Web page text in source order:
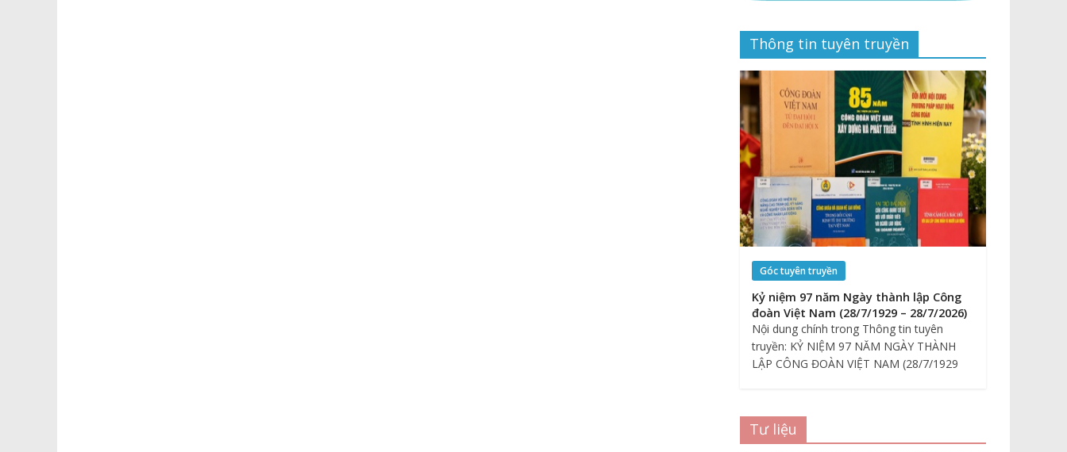
Thông tin tuyên truyền
Góc tuyên truyền
Kỷ niệm 97 năm Ngày thành lập Công
đoàn Việt Nam (28/7/1929 – 28/7/2026)
Nội dung chính trong Thông tin tuyên
truyền: KỶ NIỆM 97 NĂM NGÀY THÀNH
LẬP CÔNG ĐOÀN VIỆT NAM (28/7/1929
Tư liệu